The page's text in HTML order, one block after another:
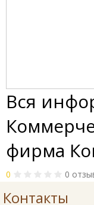
Вся
фирма
0 0
Контакты